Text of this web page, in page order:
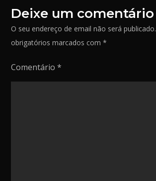
Deixe um comentário
O seu endereço de email não será publicado.
obrigatórios marcados com*
Comentário*